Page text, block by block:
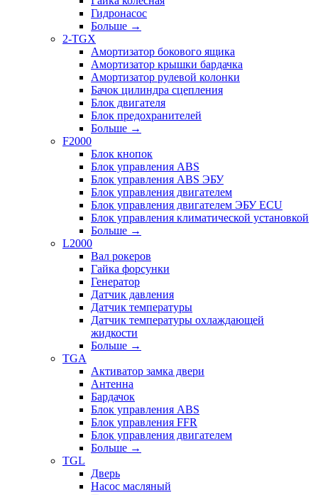
Гидронасос
Больше →
2-TGX
Амортизатор бокового ящика
Амортизатор крышки бардачка
Амортизатор рулевой колонки
Бачок цилиндра сцепления
Блок двигателя
Блок предохранителей
Больше →
F2000
Блок кнопок
Блок управления ABS
Блок управления ABS ЭБУ
Блок управления двигателем
Блок управления двигателем ЭБУ ECU
Блок управления климатической установкой
Больше →
L2000
Вал рокеров
Гайка форсунки
Генератор
Датчик давления
Датчик температуры
Датчик температуры охлаждающей
жидкости
Больше →
TGA
Активатор замка двери
Антенна
Бардачок
Блок управления ABS
Блок управления FFR
Блок управления двигателем
Больше →
TGL
Дверь
Насос масляный